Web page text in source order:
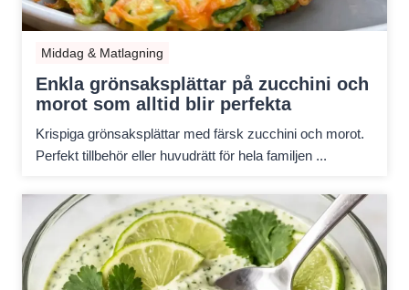
Middag & Matlagning
Enkla grönsaksplättar på zucchini och
morot som alltid blir perfekta
Krispiga grönsaksplättar med färsk zucchini och morot.
Perfekt tillbehör eller huvudrätt för hela familjen ...